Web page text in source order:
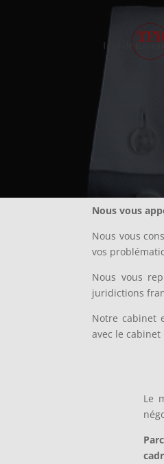
Nous vous
Nous vous
vos
Nous vous
juridictions
Notre cabinet
avec le
Le